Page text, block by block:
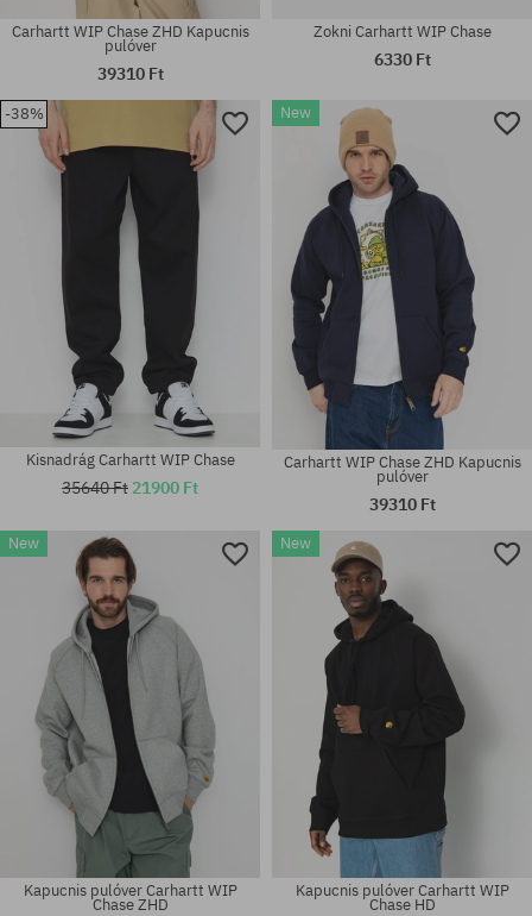
Elérhető méretek:
M; L; XL; XXL
Elérhető méretek:
M; L; XL; XXL
Elérhető méretek:
M; L; XL; XXL
Carhartt WIP Chase ZHD Kapucnis
pulóver
39310 Ft
univerzális méret
Zokni Carhartt WIP Chase
6330 Ft
-38%
Kisnadrág Carhartt WIP Chase
35640 Ft 21900 Ft
New
Carhartt WIP Chase ZHD Kapucnis
pulóver
39310 Ft
New
Kapucnis pulóver Carhartt WIP
Chase ZHD
New
Kapucnis pulóver Carhartt WIP
Chase HD